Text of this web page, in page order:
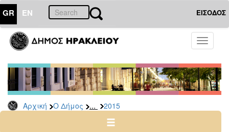
GR EN ΕΙΣΟΔΟΣ
Toggle
Αρχική Ο Δήμος ... 2015
ΔΗΜΟΣ
Δελτία
Τύπου
Αρχείο
2026